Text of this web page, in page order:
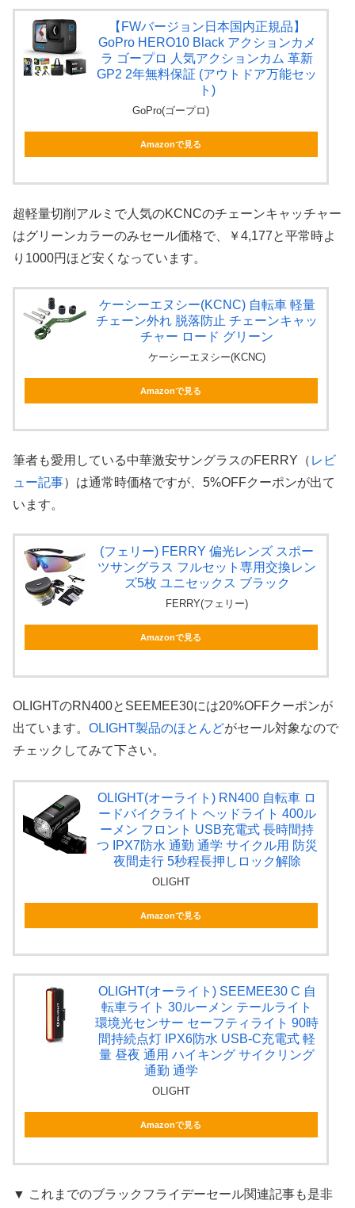
【FWバージョン日本国内正規品】
GoPro HERO10 Black アクションカメ
ラ ゴープロ 人気アクションカム 革新
GP2 2年無料保証 (アウトドア万能セッ
ト)
GoPro(ゴープロ)
Amazonで見る
超軽量切削アルミで人気のKCNCのチェーンキャッチャー
はグリーンカラーのみセール価格で、￥4,177と平常時よ
り1000円ほど安くなっています。
ケーシーエヌシー(KCNC) 自転車 軽量
チェーン外れ 脱落防止 チェーンキャッ
チャー ロード グリーン
ケーシーエヌシー(KCNC)
Amazonで見る
筆者も愛用している中華激安サングラスのFERRY（ レビ
ュー記事）は通常時価格ですが、5%OFFクーポンが出て
います。
(フェリー) FERRY 偏光レンズ スポー
ツサングラス フルセット専用交換レン
ズ5枚 ユニセックス ブラック
FERRY(フェリー)
Amazonで見る
OLIGHTのRN400とSEEMEE30には20%OFFクーポンが
出ています。 OLIGHT製品のほとんどがセール対象なので
チェックしてみて下さい。
OLIGHT(オーライト) RN400 自転車 ロ
ードバイクライト ヘッドライト 400ル
ーメン フロント USB充電式 長時間持
つ IPX7防水 通勤 通学 サイクル用 防災
夜間走行 5秒程長押しロック解除
OLIGHT
Amazonで見る
OLIGHT(オーライト) SEEMEE30 C 自
転車ライト 30ルーメン テールライト
環境光センサー セーフティライト 90時
間持続点灯 IPX6防水 USB-C充電式 軽
量 昼夜 通用 ハイキング サイクリング
通勤 通学
OLIGHT
Amazonで見る
▼ これまでのブラックフライデーセール関連記事も是非